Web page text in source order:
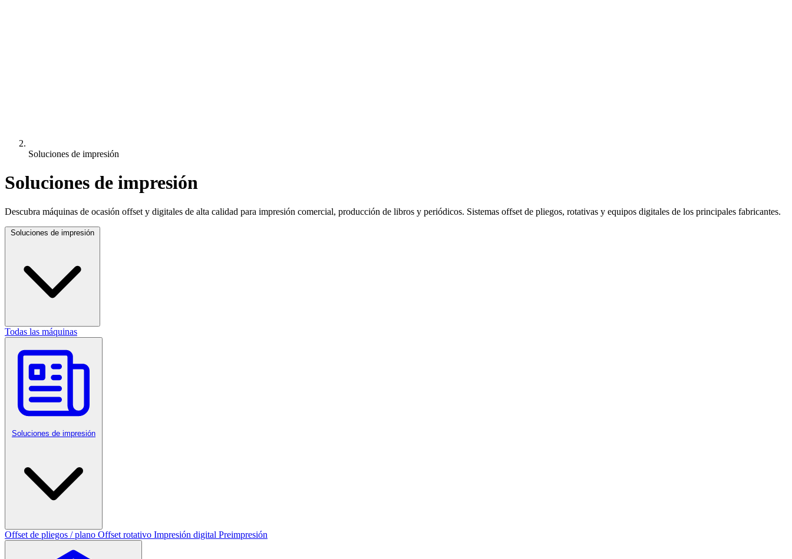
Soluciones de impresión
Soluciones de impresión
Descubra máquinas de ocasión offset y digitales de alta calidad para impresión comercial, producción de libros y periódicos. Sistemas offset de pliegos, rotativas y equipos digitales de los principales fabricantes.
Soluciones de impresión
Todas las máquinas
Soluciones de impresión
Offset de pliegos / plano Offset rotativo Impresión digital Preimpresión